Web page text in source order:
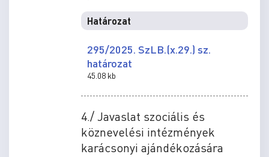
Határozat
295/2025. SzLB.(x.29.) sz.
határozat
45.08 kb
4./ Javaslat szociális és
köznevelési intézmények
karácsonyi ajándékozására